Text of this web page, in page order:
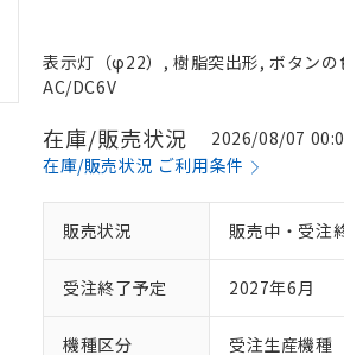
表示灯（φ22）, 樹脂突出形, ボタン
AC/DC6V
在庫/販売状況
2026/08/07
在庫/販売状況 ご利用条件
販売状況 販売中・受注
受注終了予定 2027年6月
機種区分 受注生産機種